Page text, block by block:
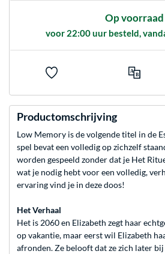
Op voorraad
voor 22:00 uur besteld,
Productomschrijving
Low Memory is de volgende titel in de
spel bevat een volledig op zichzelf
worden gespeeld zonder dat je Het
wat je nodig hebt voor een volledig,
ervaring vind je in deze doos!
Het Verhaal
Het is 2060 en Elizabeth zegt haar
op vakantie, maar eerst wil Elizabeth
afronden. Ze belooft dat ze zich later